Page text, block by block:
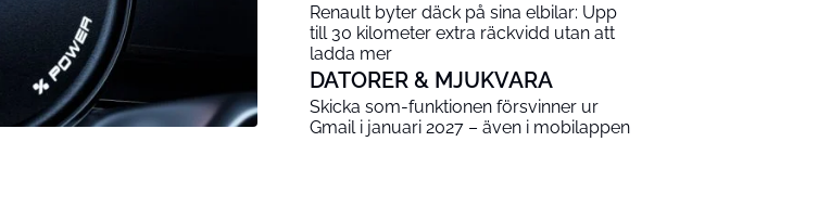
Renault byter däck på sina elbilar: Upp
till 30 kilometer extra räckvidd utan att
ladda mer
DATORER & MJUKVARA
Skicka som-funktionen försvinner ur
Gmail i januari 2027 – även i mobilappen